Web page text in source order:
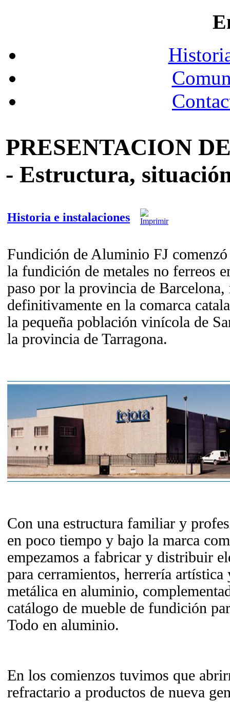
PRESENTACION
- Estructura,
Historia e instalaciones
Fundición de Aluminio FJ
la fundición de metales no ferreos
paso por la provincia de Barcelona,
definitivamente en la comarca
la pequeña población vinícola de
la provincia de Tarragona.
Con una estructura familiar y
en poco tiempo y bajo la marca
empezamos a fabricar y distribuir
para cerramientos, herrería
metálica en aluminio,
catálogo de mueble de fundición
Todo en aluminio.
En los comienzos tuvimos que
refractario a productos de nueva